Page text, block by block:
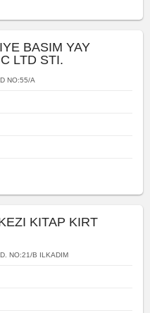
BASIM YAY
LTD STI.
NO:55/A
KITAP KIRT
NO:21/B ILKADIM